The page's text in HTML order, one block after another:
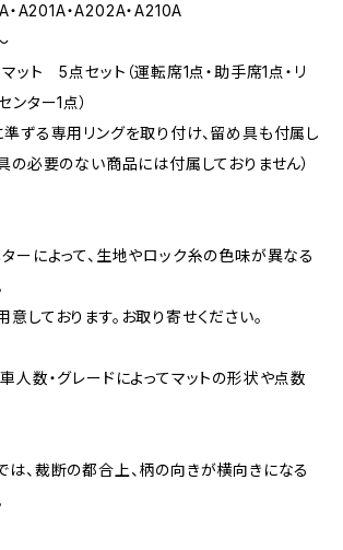
・A201A・A202A・A210A
マット 5点セット（運転席1点・助手席1点・リ
ンター1点）
準ずる専用リングを取り付け、留め具も付属し
の必要のない商品には付属しておりません）
ターによって、生地やロック糸の色味が異なる
しております。お取り寄せください。
人数・グレードによってマットの形状や点数
は、裁断の都合上、柄の向きが横向きになる